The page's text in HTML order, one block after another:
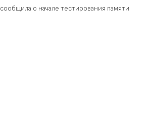
о начале тестирования памяти